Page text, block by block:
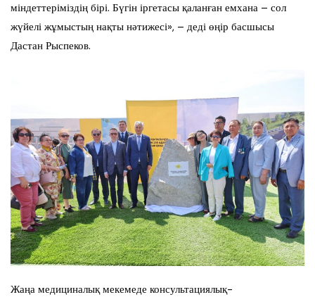
міндеттеріміздің бірі. Бүгін іргетасы қаланған емхана – сол
жүйелі жұмыстың нақты нәтижесі», – деді өңір басшысы
Дастан Рыспеков.
Жаңа медициналық мекемеде консультациялық-